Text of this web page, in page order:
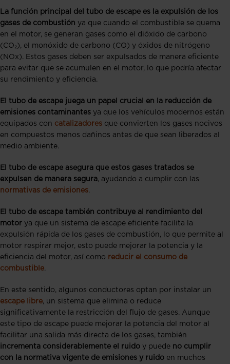
La función principal del tubo de escape es la expulsión de los
gases de combustión ya que cuando el combustible se quema
en el motor, se generan gases como el dióxido de carbono
(CO₂), el monóxido de carbono (CO) y óxidos de nitrógeno
(NOx). Estos gases deben ser expulsados de manera eficiente
para evitar que se acumulen en el motor, lo que podría afectar
su rendimiento y eficiencia.
El tubo de escape juega un papel crucial en la reducción de
emisiones contaminantes ya que los vehículos modernos están
equipados con catalizadores que convierten los gases nocivos
en compuestos menos dañinos antes de que sean liberados al
medio ambiente.
El tubo de escape asegura que estos gases tratados se
expulsen de manera segura, ayudando a cumplir con las
normativas de emisiones.
El tubo de escape también contribuye al rendimiento del
motor ya que un sistema de escape eficiente facilita la
expulsión rápida de los gases de combustión, lo que permite al
motor respirar mejor, esto puede mejorar la potencia y la
eficiencia del motor, así como reducir el consumo de
combustible.
En este sentido, algunos conductores optan por instalar un
escape libre, un sistema que elimina o reduce
significativamente la restricción del flujo de gases. Aunque
este tipo de escape puede mejorar la potencia del motor al
facilitar una salida más directa de los gases, también
incrementa considerablemente el ruido y puede no cumplir
con la normativa vigente de emisiones y ruido en muchos